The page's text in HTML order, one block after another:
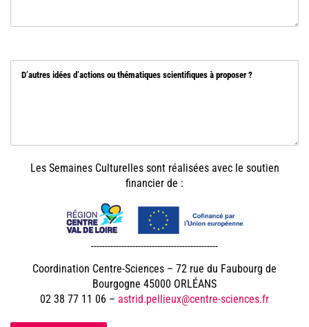
D’autres idées d’actions ou thématiques scientifiques à proposer ?
Les Semaines Culturelles sont réalisées avec le soutien
financier de :
----------------------------------------------
Coordination Centre-Sciences – 72 rue du Faubourg de
Bourgogne 45000 ORLÉANS
02 38 77 11 06 – astrid.pellieux@centre-sciences.fr